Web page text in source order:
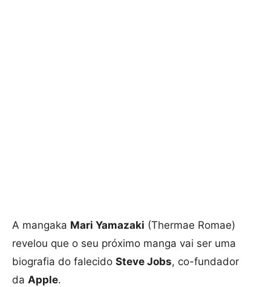
A mangaka Mari Yamazaki (Thermae Romae)
revelou que o seu próximo manga vai ser uma
biografia do falecido Steve Jobs, co-fundador
da Apple.